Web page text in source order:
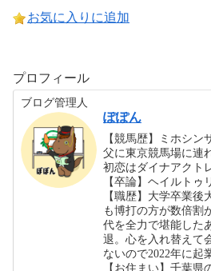
お気に入りに追加
プロフィール
ブログ管理人
ぽぽん
【競馬歴】ミホシン
父に東京競馬場に連
初恋はダイナアクト
【卒論】ヘイルトゥ
【職歴】大学卒業
も博打の方が数倍割
代を全力で堪能した
退。心を入れ替えて
ないので2022年に起
【お住まい】千葉県